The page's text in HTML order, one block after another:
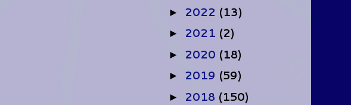
► 2022 (13)
► 2021 (2)
► 2020 (18)
► 2019 (59)
► 2018 (150)